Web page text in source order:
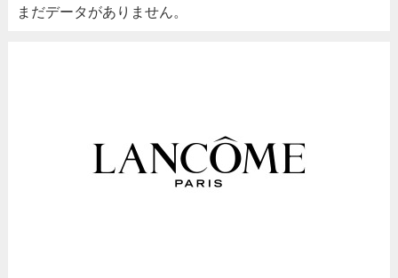
まだデータがありません。